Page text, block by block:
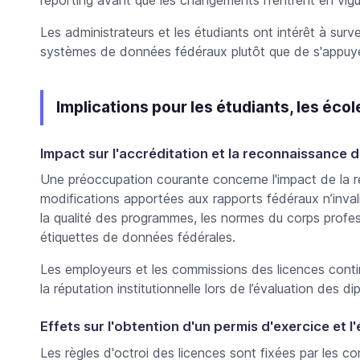
Les administrateurs et les étudiants ont intérêt à
systèmes de données fédéraux plutôt que de
Implications pour les étudiants, les
Impact sur l'accréditation et la reconnaissance
Une préoccupation courante concerne l'impact de la
modifications apportées aux rapports fédéraux
la qualité des programmes, les normes du corps
étiquettes de données fédérales.
Les employeurs et les commissions des licences
la réputation institutionnelle lors de l’évaluation des
Effets sur l'obtention d'un permis d'exercice et
Les règles d'octroi des licences sont fixées par les